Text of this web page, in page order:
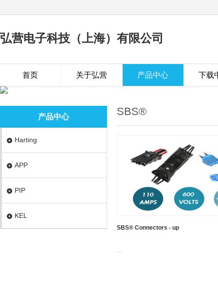
弘营电子科技（上海）有限公司
首页 关于弘营 产品中心 下载
产品中心
Harting
APP
PIP
KEL
SBS®
SBS® Connectors - up
...